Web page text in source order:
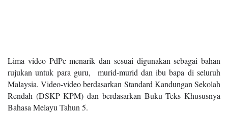
Lima video PdPc menarik dan sesuai digunakan sebagai bahan
rujukan untuk para guru, murid-murid dan ibu bapa di seluruh
Malaysia. Video-video berdasarkan Standard Kandungan Sekolah
Rendah (DSKP KPM) dan berdasarkan Buku Teks Khususnya
Bahasa Melayu Tahun 5.